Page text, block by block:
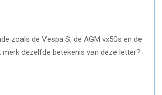
zoals de Vespa S, de AGM vx50s en de
merk dezelfde betekenis van deze letter?